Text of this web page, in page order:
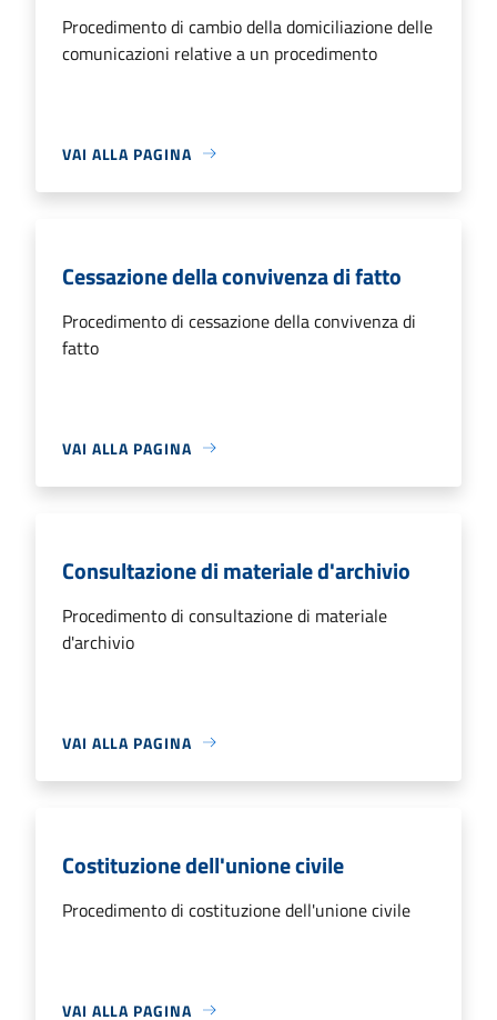
Procedimento di cambio della domiciliazione delle
comunicazioni relative a un procedimento
VAI ALLA PAGINA
Cessazione della convivenza di fatto
Procedimento di cessazione della convivenza di
fatto
VAI ALLA PAGINA
Consultazione di materiale d'archivio
Procedimento di consultazione di materiale
d'archivio
VAI ALLA PAGINA
Costituzione dell'unione civile
Procedimento di costituzione dell'unione civile
VAI ALLA PAGINA